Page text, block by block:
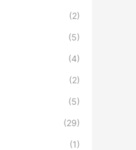
(2)
(5)
(4)
(2)
(5)
(29)
(1)